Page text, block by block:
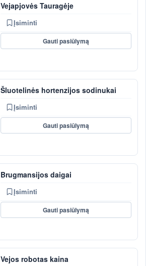
Vejapjovės Tauragėje
Įsiminti
Gauti pasiūlymą
Šluotelinės hortenzijos sodinukai
Įsiminti
Gauti pasiūlymą
Brugmansijos daigai
Įsiminti
Gauti pasiūlymą
Vejos robotas kaina